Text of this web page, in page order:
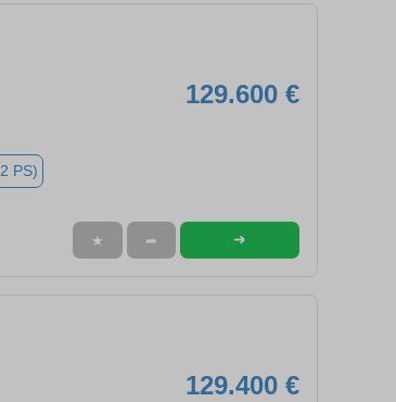
129.600 €
PS)
★ ➦ ➜
129.400 €